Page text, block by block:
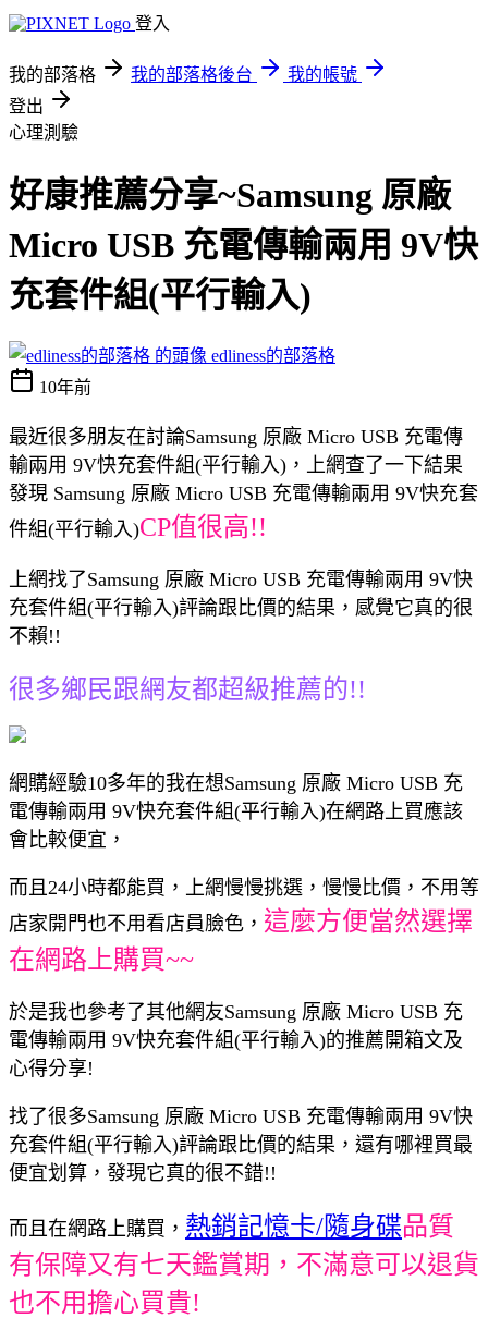
登入
我的部落格 我的部落格後台
我的帳號
登出
心理測驗
好康推薦分享~Samsung 原廠
Micro USB 充電傳輸兩用 9V快
充套件組(平行輸入)
edliness的部落格
10年前
最近很多朋友在討論Samsung 原廠 Micro USB 充電傳
輸兩用 9V快充套件組(平行輸入)，上網查了一下結果
發現 Samsung 原廠 Micro USB 充電傳輸兩用 9V快充套
件組(平行輸入)CP值很高!!
上網找了Samsung 原廠 Micro USB 充電傳輸兩用 9V快
充套件組(平行輸入)評論跟比價的結果，感覺它真的很
不賴!!
很多鄉民跟網友都超級推薦的!!
網購經驗10多年的我在想Samsung 原廠 Micro USB 充
電傳輸兩用 9V快充套件組(平行輸入)在網路上買應該
會比較便宜，
而且24小時都能買，上網慢慢挑選，慢慢比價，不用等
店家開門也不用看店員臉色， 這麼方便當然選擇
在網路上購買~~
於是我也參考了其他網友Samsung 原廠 Micro USB 充
電傳輸兩用 9V快充套件組(平行輸入)的推薦開箱文及
心得分享!
找了很多Samsung 原廠 Micro USB 充電傳輸兩用 9V快
充套件組(平行輸入)評論跟比價的結果，還有哪裡買最
便宜划算，發現它真的很不錯!!
而且在網路上購買， 熱銷記憶卡/隨身碟品質
有保障又有七天鑑賞期，不滿意可以退貨
也不用擔心買貴!